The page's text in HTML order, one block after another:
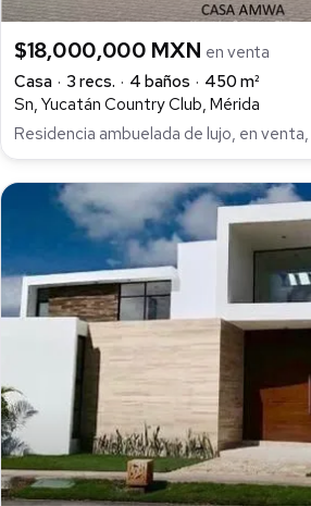
$18,000,000 MXN en venta
Casa
3 recs. 4 baños
450 m²
Sn, Yucatán Country Club, Mérida
Residencia ambuelada de lujo, en